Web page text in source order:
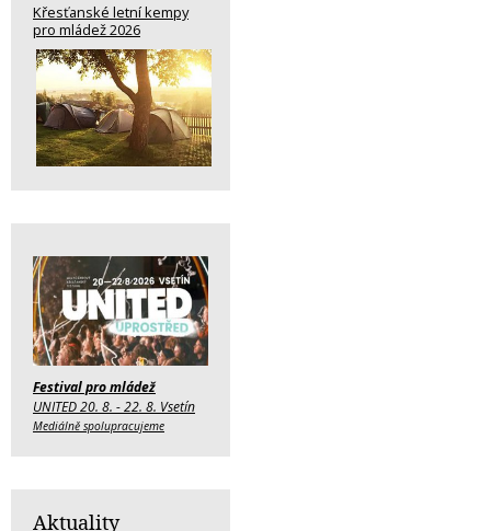
Křesťanské letní kempy
pro mládež 2026
Festival pro mládež
UNITED 20. 8. - 22. 8. Vsetín
Mediálně spolupracujeme
Aktuality